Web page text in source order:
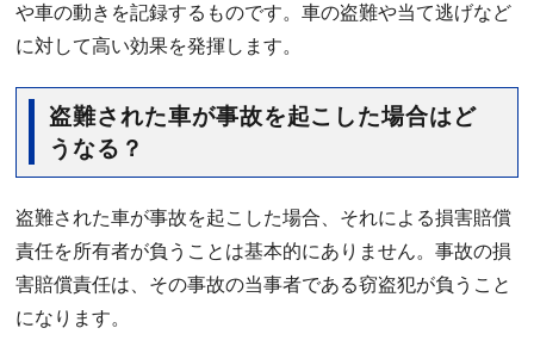
や車の動きを記録するものです。車の盗難や当て逃げなど
に対して高い効果を発揮します。
盗難された車が事故を起こした場合はど
うなる？
盗難された車が事故を起こした場合、それによる損害賠償
責任を所有者が負うことは基本的にありません。事故の損
害賠償責任は、その事故の当事者である窃盗犯が負うこと
になります。